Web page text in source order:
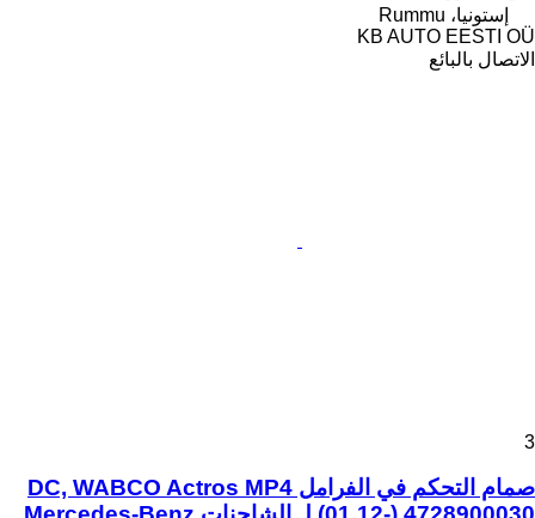
إستونيا، Rummu
KB AUTO EESTI OÜ
الاتصال بالبائع
3
صمام التحكم في الفرامل DC, WABCO Actros MP4